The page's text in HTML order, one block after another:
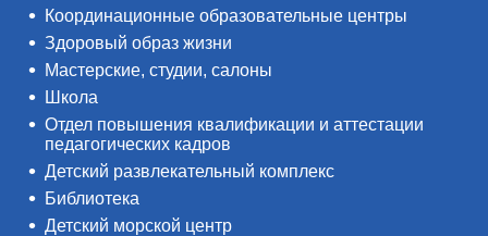
Координационные образовательные центры
Здоровый образ жизни
Мастерские, студии, салоны
Школа
Отдел повышения квалификации и аттестации
педагогических кадров
Детский развлекательный комплекс
Библиотека
Детский морской центр